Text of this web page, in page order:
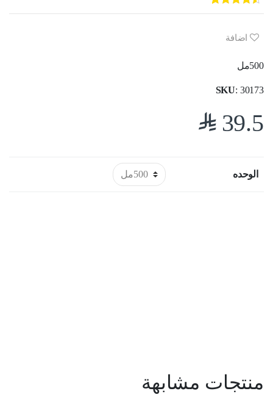
5
out of
5
3
customer
ratings
اضافة
500مل
SKU: 30173
39.5
$
الوحده
منتجات مشابهة